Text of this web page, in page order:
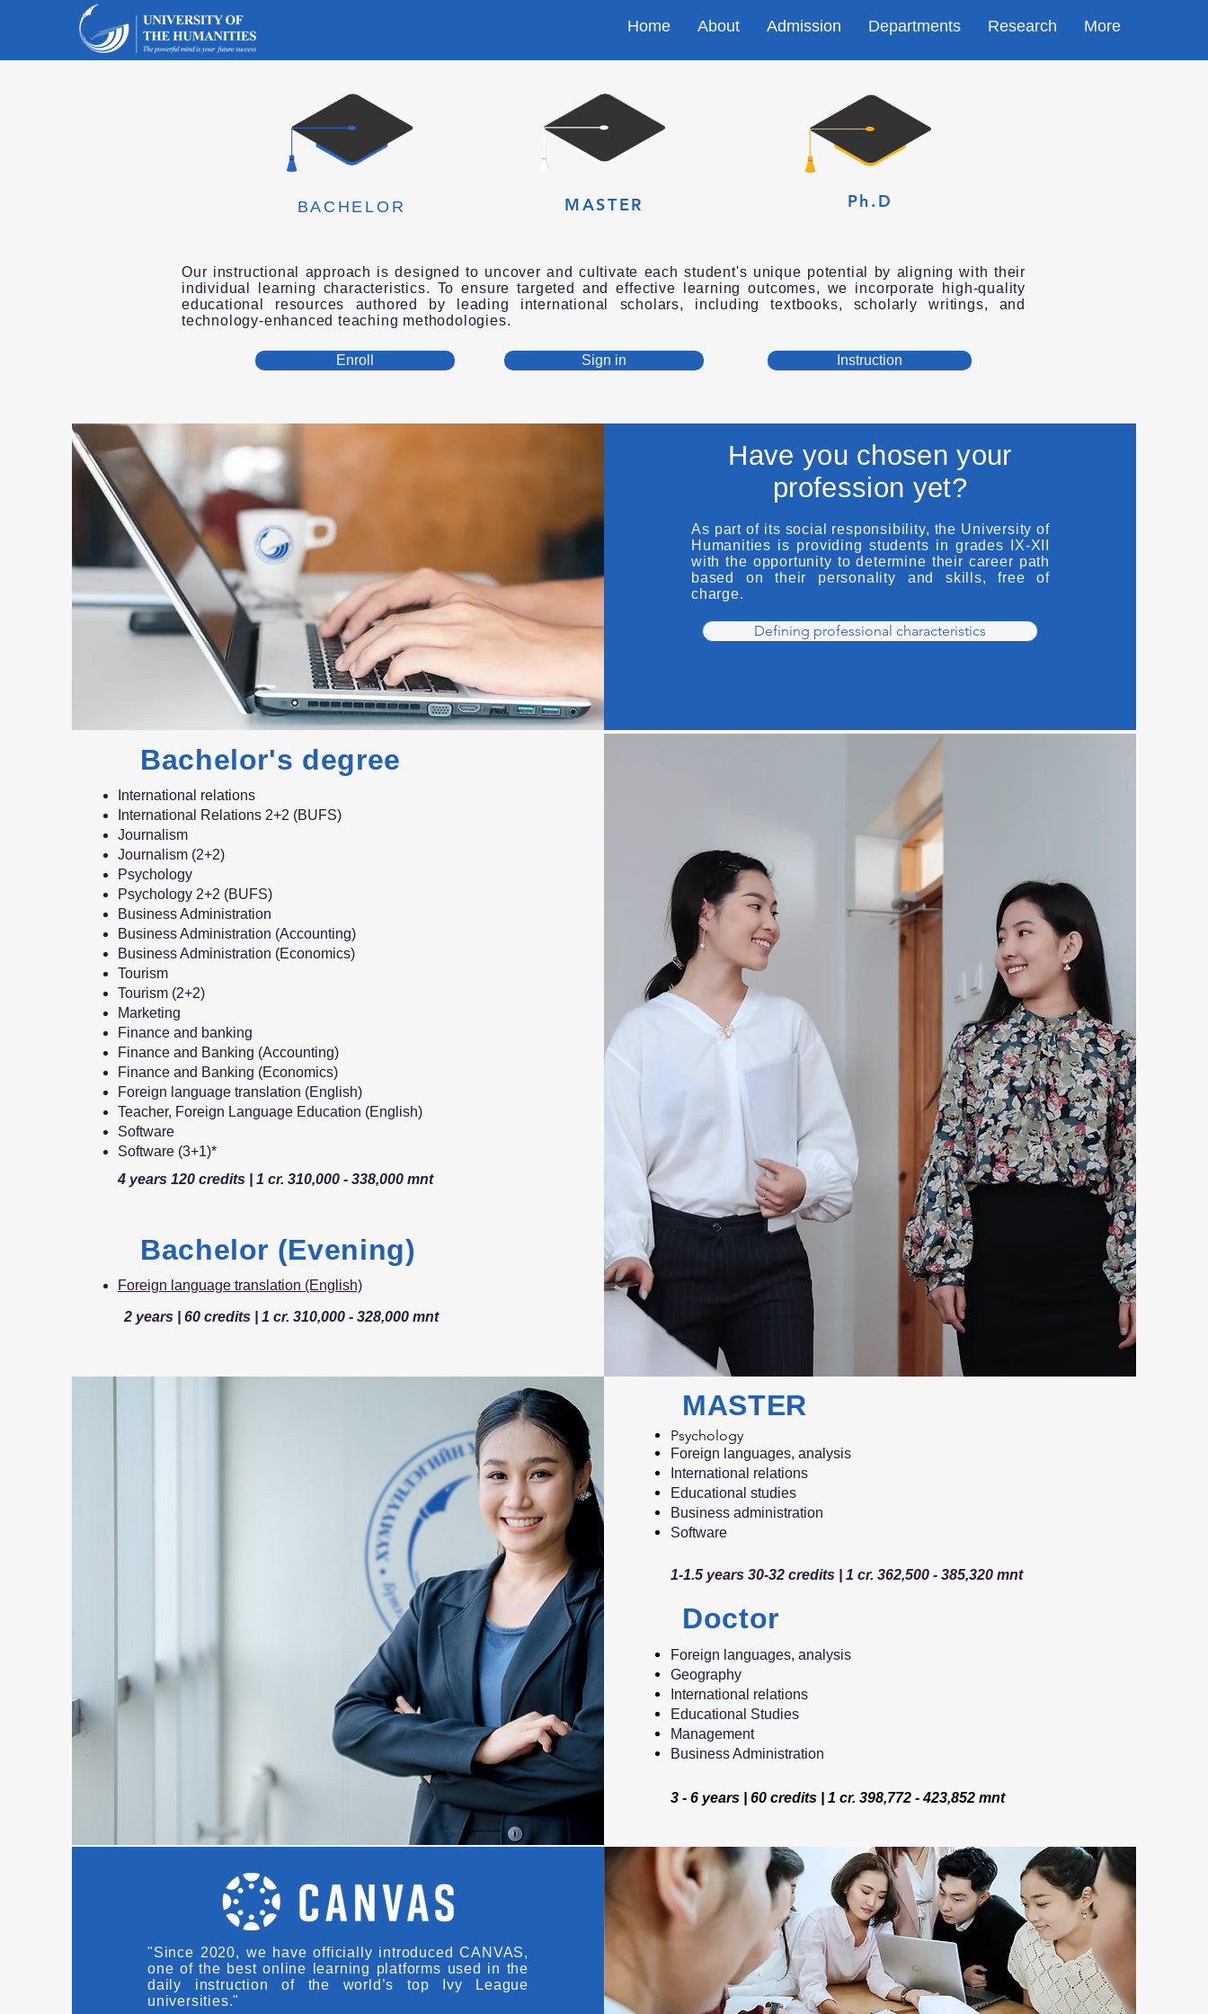
Home About Admission Departments Research More
BACHELOR MASTER Ph.D
Our instructional approach is designed to uncover and cultivate each student's unique potential by aligning with their
individual learning characteristics. To ensure targeted and effective learning outcomes, we incorporate high-quality
educational resources authored by leading international scholars, including textbooks, scholarly writings, and
technology-enhanced teaching methodologies.
Enroll Sign in Instruction
Have you chosen your
profession yet?
As part of its social responsibility, the University of
Humanities is providing students in grades IX-XII
with the opportunity to determine their career path
based on their personality and skills, free of
charge.
Defining professional characteristics
Bachelor's degree
International relations
International Relations 2+2 (BUFS)
Journalism
Journalism (2+2)
Psychology
Psychology 2+2 (BUFS)
Business Administration
Business Administration (Accounting)
Business Administration (Economics)
Tourism
Tourism (2+2)
Marketing
Finance and banking
Finance and Banking (Accounting)
Finance and Banking (Economics)
Foreign language translation (English)
Teacher, Foreign Language Education (English)
Software
Software (3+1)*
4 years 120 credits | 1 cr. 310,000 - 338,000 mnt
Bachelor (Evening)
Foreign language translation (English)
2 years | 60 credits | 1 cr. 310,000 - 328,000 mnt
MASTER
Psychology
Foreign languages, analysis
International relations
Educational studies
Business administration
Software
1-1.5 years 30-32 credits | 1 cr. 362,500 - 385,320 mnt
Doctor
Foreign languages, analysis
Geography
International relations
Educational Studies
Management
Business Administration
3 - 6 years | 60 credits | 1 cr. 398,772 - 423,852 mnt
"Since 2020, we have officially introduced CANVAS,
one of the best online learning platforms used in the
daily instruction of the world’s top Ivy League
universities."